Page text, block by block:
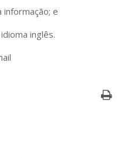
informação; e
inglês.